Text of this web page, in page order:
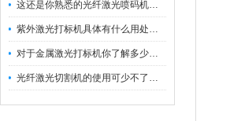
这还是你熟悉的光纤激光喷码机吗？
紫外激光打标机具体有什么用处呢？
对于金属激光打标机你了解多少呢？
光纤激光切割机的使用可少不了以下步骤